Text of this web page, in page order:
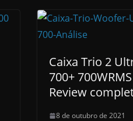
Caixa Trio 2
700+
Review
8 de outubro de 2021